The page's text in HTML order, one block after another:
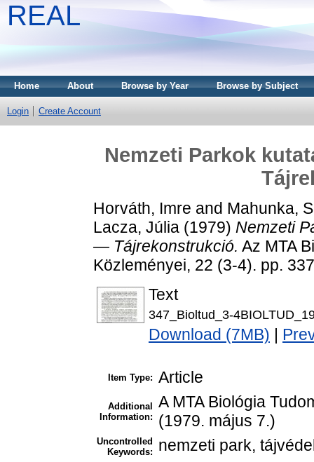
REAL
Home About Browse by Year Browse by Subject
Login Create Account
Nemzeti Parkok
Horváth, Imre and Mahunka,
Lacza, Júlia (1979) Nemzeti
— Tájrekonstrukció. Az MTA
Közleményei, 22 (3-4). pp.
Text
347_Bioltud_3-
Download (7MB)
Item Type: Article
Additional
Information:
A MTA Biológia
(1979. május 7.)
Uncontrolled
Keywords:
nemzeti park,